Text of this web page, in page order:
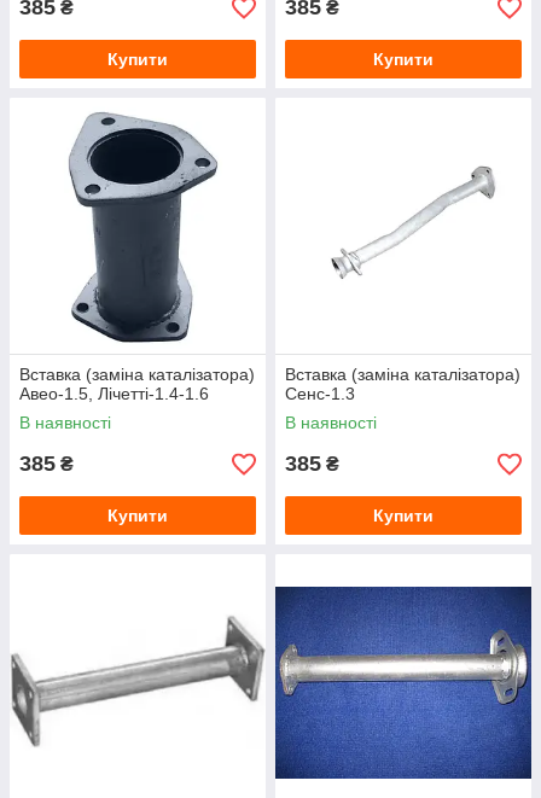
385 ₴
Купити
385 ₴
Купити
Вставка (заміна каталізатора)
Авео-1.5, Лічетті-1.4-1.6
В наявності
385 ₴
Купити
Вставка (заміна каталізатора)
Сенс-1.3
В наявності
385 ₴
Купити